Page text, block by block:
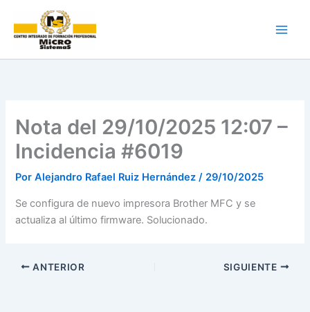
contenido
Nota del 29/10/2025 12:07 –
Incidencia #6019
PorAlejandro Rafael Ruiz Hernández/ 29/10/2025
Se configura de nuevo impresora Brother MFC y se
actualiza al último firmware. Solucionado.
ANTERIOR SIGUIENTE